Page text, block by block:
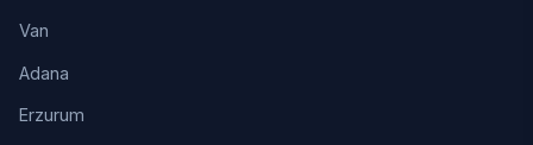
Van
Adana
Erzurum